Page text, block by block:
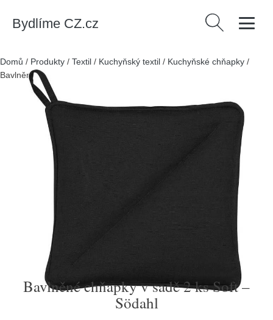
Bydlíme CZ.cz Vyhledávání
Domů / Produkty / Textil / Kuchyňský textil / Kuchyňské chňapky /
Bavlněné chňapky v sadě 2 ks Soft – Södahl
Bavlněné chňapky v sadě 2 ks Soft –
Södahl